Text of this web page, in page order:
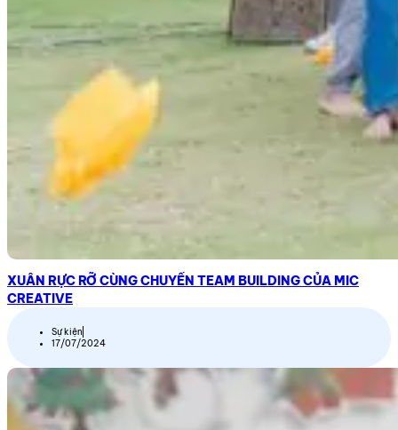
XUÂN RỰC RỠ CÙNG CHUYẾN TEAM BUILDING CỦA MIC
CREATIVE
Sự kiện
17/07/2024